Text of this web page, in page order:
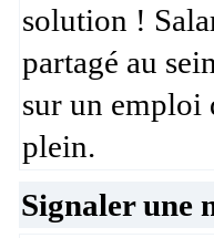
solution !
partagé au
sur un emploi
plein.
Signaler une